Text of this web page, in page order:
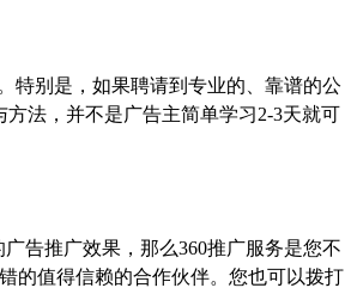
特别是，如果聘请到专业的、靠谱的公
法，并不是广告主简单学习2-3天就可
告推广效果，那么360推广服务是您不
的值得信赖的合作伙伴。您也可以拨打